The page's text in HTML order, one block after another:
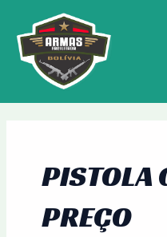
para
conteúdo
PISTOLA
PREÇO